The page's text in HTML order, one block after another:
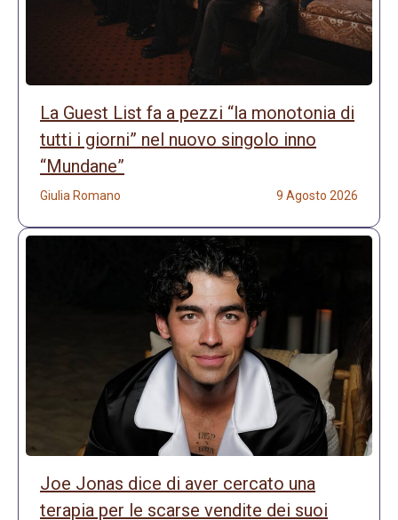
La Guest List fa a pezzi “la monotonia di
tutti i giorni” nel nuovo singolo inno
“Mundane”
Giulia Romano 9 Agosto 2026
Joe Jonas dice di aver cercato una
terapia per le scarse vendite dei suoi